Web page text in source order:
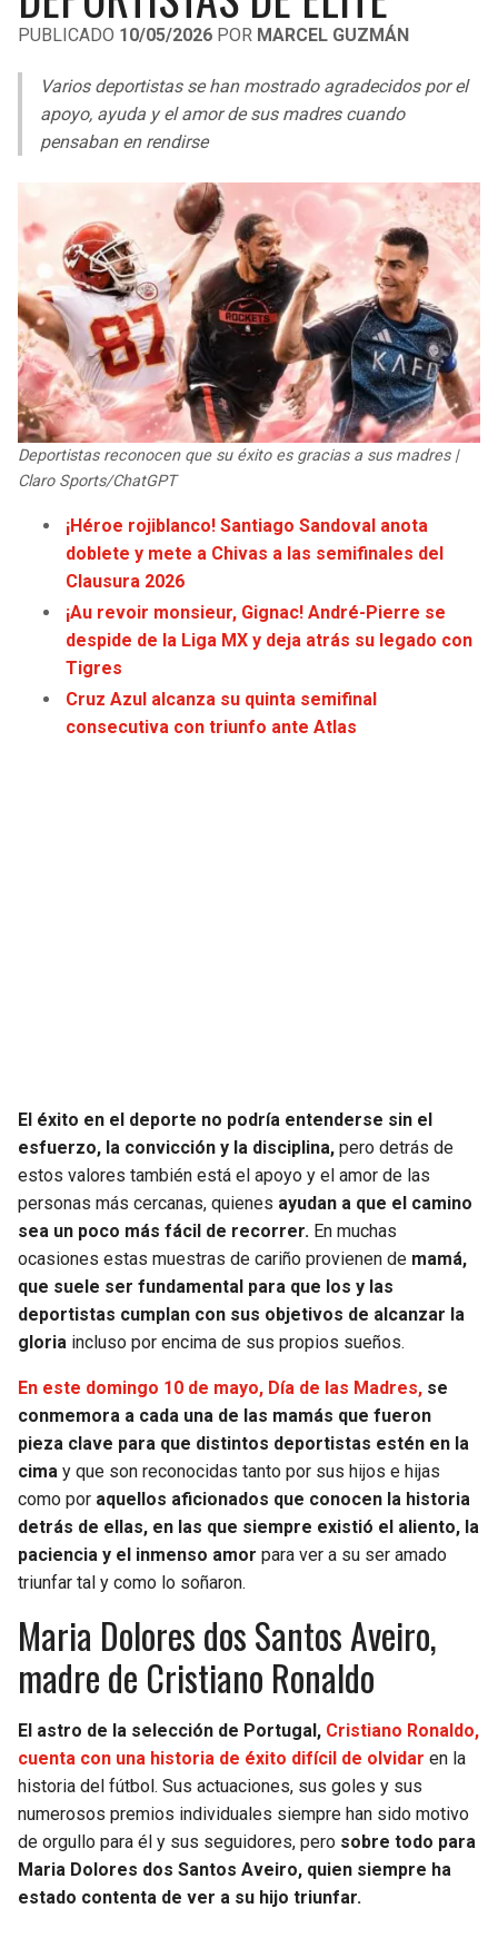
LIGA DE EXPANSIÓN MX
UEFA EUROPA LEAGUE
MLS
COPA SUDAMERICANA
LIGA BETPLAY
OTRAS LIGAS
CHARGERS
BENGALS
BROWNS
STEELERS
TEXANS
COLTS
JAGUARS
TITANS
COWBOYS
GIANTS
LIONS
PACKERS
VIKINGS
PANTHERS
SAINTS
BUCCANEERS
PISTONS
BUCKS
HAWKS
HORNETS
HEAT
MAGIC
WIZARDS
WARRIORS
CLIPPERS
LAKERS
NUGGETS
TIMBERWOLVES
THUNDER
TRAIL BLAZERS
JAZZ
PUBLICADO 10/05/2026 POR MARCEL GUZMÁN
Varios deportistas se han mostrado agradecidos por el
apoyo, ayuda y el amor de sus madres cuando
pensaban en rendirse
Deportistas reconocen que su éxito es gracias a sus madres |
Claro Sports/ChatGPT
¡Héroe rojiblanco! Santiago Sandoval anota
doblete y mete a Chivas a las semifinales del
Clausura 2026
¡Au revoir monsieur, Gignac! André-Pierre se
despide de la Liga MX y deja atrás su legado con
Tigres
Cruz Azul alcanza su quinta semifinal
consecutiva con triunfo ante Atlas
El éxito en el deporte no podría entenderse sin el
esfuerzo, la convicción y la disciplina, pero detrás de
estos valores también está el apoyo y el amor de las
personas más cercanas, quienes ayudan a que el camino
sea un poco más fácil de recorrer. En muchas
ocasiones estas muestras de cariño provienen de mamá,
que suele ser fundamental para que los y las
deportistas cumplan con sus objetivos de alcanzar la
gloria incluso por encima de sus propios sueños.
En este domingo 10 de mayo, Día de las Madres, se
conmemora a cada una de las mamás que fueron
pieza clave para que distintos deportistas estén en la
cima y que son reconocidas tanto por sus hijos e hijas
como por aquellos aficionados que conocen la historia
detrás de ellas, en las que siempre existió el aliento, la
paciencia y el inmenso amor para ver a su ser amado
triunfar tal y como lo soñaron.
Maria Dolores dos Santos Aveiro,
madre de Cristiano Ronaldo
El astro de la selección de Portugal, Cristiano Ronaldo,
cuenta con una historia de éxito difícil de olvidar en la
historia del fútbol. Sus actuaciones, sus goles y sus
numerosos premios individuales siempre han sido motivo
de orgullo para él y sus seguidores, pero sobre todo para
Maria Dolores dos Santos Aveiro, quien siempre ha
estado contenta de ver a su hijo triunfar.